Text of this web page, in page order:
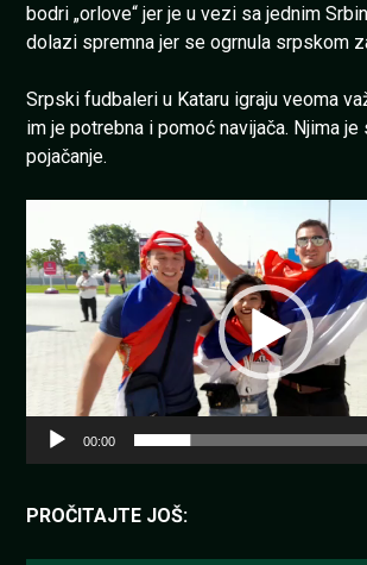
bodri „orlove“ jer je u vezi sa jednim
dolazi spremna jer se ogrnula srpskom
Srpski fudbaleri u Kataru igraju veoma
im je potrebna i pomoć navijača. Njima
pojačanje.
video
zapisa
00:00
PROČITAJTE JOŠ: